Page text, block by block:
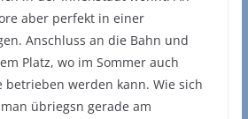
aber perfekt in einer
Anschluss an die Bahn und
Platz, wo im Sommer auch
betrieben werden kann. Wie sich
übriegsn gerade am